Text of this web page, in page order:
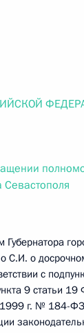
Севастополя
Губернатора
С.И. о
с
9 статьи
1999 г. № 184-